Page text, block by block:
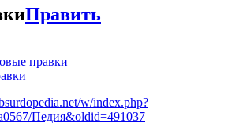
Править
правки
w/index.php?
Педия&oldid=491037